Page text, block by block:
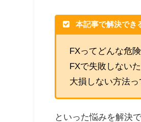
本記事で解決でき
FXってどんな危
FXで失敗しない
大損しない方法っ
といった悩みを解決